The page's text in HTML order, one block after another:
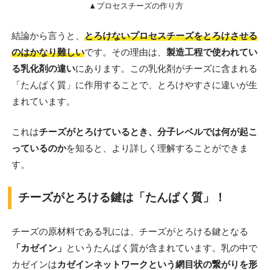
▲プロセスチーズの作り方
結論から言うと、 とろけないプロセスチーズをとろけさせる
のはかなり難しいです。その理由は、 製造工程で使われてい
る乳化剤の違いにあります。この乳化剤がチーズに含まれる
「たんぱく質」に作用することで、とろけやすさに違いが生
まれています。
これはチーズがとろけているとき、分子レベルでは何が起こ
っているのかを知ると、より詳しく理解することができま
す。
チーズがとろける鍵は「たんぱく質」！
チーズの原材料である乳には、チーズがとろける鍵となる
「カゼイン」 というたんぱく質が含まれています。乳の中で
カゼインはカゼインネットワークという網目状の繋がりを形